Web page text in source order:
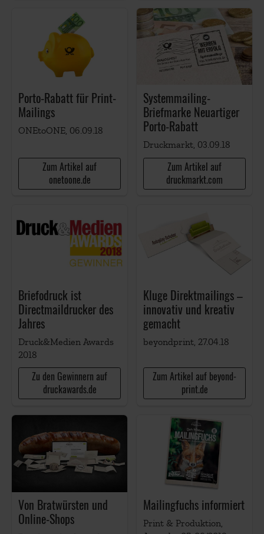
Porto-Rabatt für Print-
Mailings
ONEtoONE, 06.09.18
Zum Artikel auf
onetoone.de
Systemmailing-
Briefmarke Neuartiger
Porto-Rabatt
Druckmarkt, 03.09.18
Zum Artikel auf
druckmarkt.com
Briefodruck ist
Directmaildrucker des
Jahres
Druck&Medien Awards
2018
Zu den Gewinnern auf
druckawards.de
Kluge Direktmailings –
innovativ und kreativ
gemacht
beyondprint, 27.04.18
Zum Artikel auf beyond-
print.de
Von Bratwürsten und
Online-Shops
Mailingfuchs informiert
Print & Produktion,